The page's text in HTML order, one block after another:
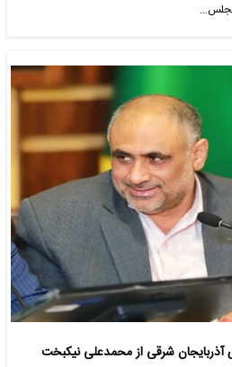
مجلس…
شرقی از محمدعلی نیکبخت